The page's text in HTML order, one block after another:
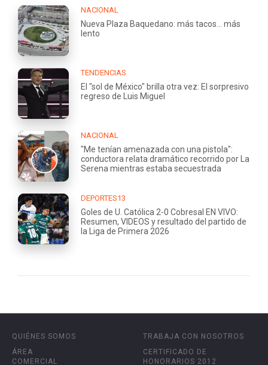
NACIONAL
Nueva Plaza Baquedano: más tacos... más
lento
TENDENCIAS
El "sol de México" brilla otra vez: El sorpresivo
regreso de Luis Miguel
NACIONAL
"Me tenían amenazada con una pistola":
conductora relata dramático recorrido por La
Serena mientras estaba secuestrada
DEPORTES13
Goles de U. Católica 2-0 Cobresal EN VIVO:
Resumen, VIDEOS y resultado del partido de
la Liga de Primera 2026
QUIÉNES SOMOS
ÁREA
COMERCIAL
TRABAJA CON NOSOTROS
CERTIFICADO DE
HONORARIOS 2012